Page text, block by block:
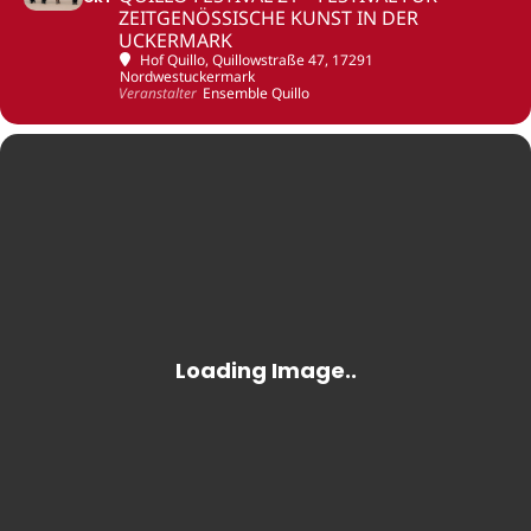
ZEITGENÖSSISCHE KUNST IN DER
UCKERMARK
Hof Quillo, Quillowstraße 47, 17291
Nordwestuckermark
Veranstalter Ensemble Quillo